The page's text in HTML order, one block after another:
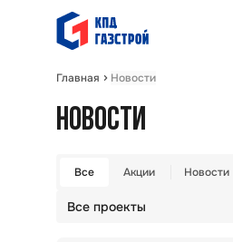
Недвижимость
Проекты
+7 (383) 373-40-40
Главная Новости
НОВОСТИ
Все Акции Новости
Все проекты